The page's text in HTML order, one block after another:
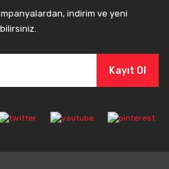
indirim ve yeni
Kayıt Ol